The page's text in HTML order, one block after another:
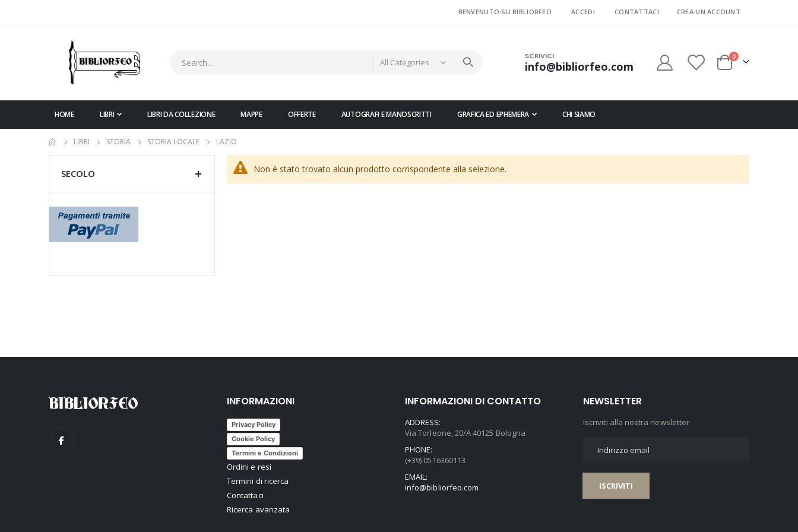
BENVENUTO SU BIBLIORFEO ACCEDI CONTATTACI CREA UN ACCOUNT
SCRIVICI
info@bibliorfeo.com Cart
0elementi
HOME LIBRI LIBRI DA COLLEZIONE MAPPE OFFERTE AUTOGRAFI E MANOSCRITTI GRAFICA ED EPHEMERA CHI SIAMO
LIBRI STORIA STORIA LOCALE LAZIO
Non è stato trovato alcun prodotto corrispondente alla selezione.
SECOLO
INFORMAZIONI
Privacy Policy
Cookie Policy
Termini e Condizioni
Ordini e resi
Termini di ricerca
Contattaci
Ricerca avanzata
INFORMAZIONI DI CONTATTO
ADDRESS:
Via Torleone, 20/A 40125 Bologna
PHONE:
(+39) 0516360113
EMAIL:
info@bibliorfeo.com
NEWSLETTER
Iscriviti alla nostra newsletter
ISCRIVITI